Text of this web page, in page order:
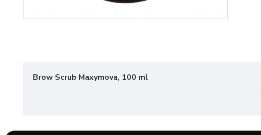
Brow Scrub Maxymova, 100 ml